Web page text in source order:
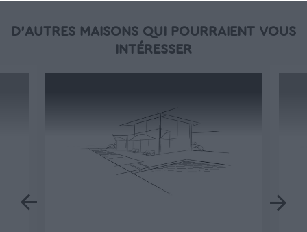
D'AUTRES MAISONS QUI POURRAIENT VOUS
INTÉRESSER